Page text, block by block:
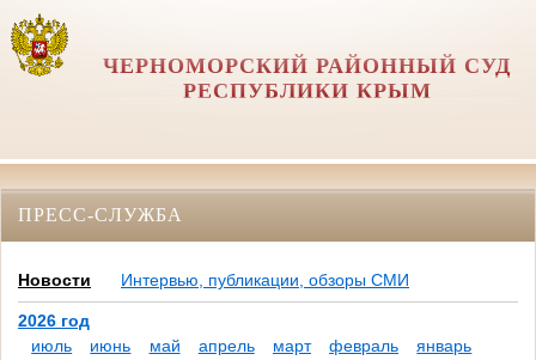
ЧЕРНОМОРСКИЙ РАЙОННЫЙ СУД
РЕСПУБЛИКИ КРЫМ
ПРЕСС-СЛУЖБА
Новости Интервью, публикации, обзоры СМИ
2026 год
июль
июнь май апрель март февраль
январь